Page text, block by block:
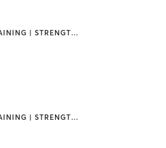
PERSONAL TRAINING | STRENGTH TRAINING
PERSONAL TRAINING | STRENGTH TRAINING